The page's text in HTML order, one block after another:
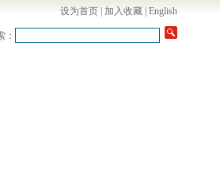
设为首页 加入收藏 English
：